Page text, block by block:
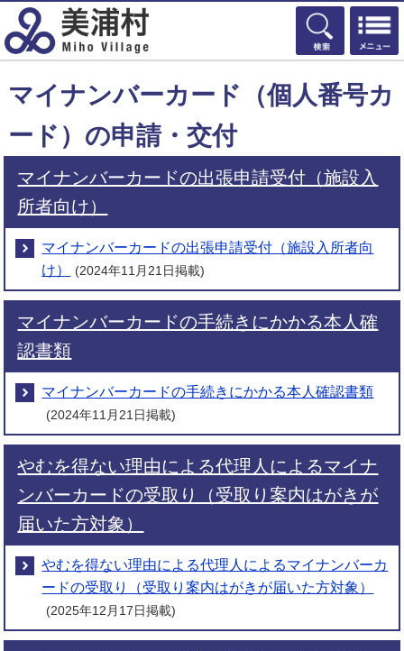
検索
マイナンバーカード（個人番号カ
ード）の申請・交付
マイナンバーカードの出張申請受付（施設入
所者向け）
マイナンバーカードの出張申請受付（施設入所者向
け）
(2024年11月21日掲載)
マイナンバーカードの手続きにかかる本人確
認書類
マイナンバーカードの手続きにかかる本人確認書類
(2024年11月21日掲載)
やむを得ない理由による代理人によるマイナ
ンバーカードの受取り（受取り案内はがきが
届いた方対象）
やむを得ない理由による代理人によるマイナンバーカ
ードの受取り（受取り案内はがきが届いた方対象）
(2025年12月17日掲載)